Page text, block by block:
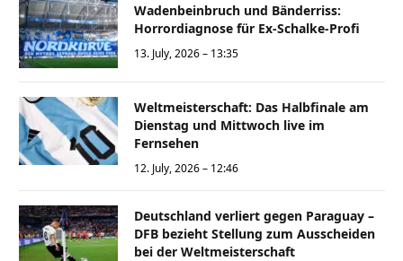
Wadenbeinbruch und Bänderriss:
Horrordiagnose für Ex-Schalke-Profi
13. July, 2026 – 13:35
Weltmeisterschaft: Das Halbfinale am
Dienstag und Mittwoch live im
Fernsehen
12. July, 2026 – 12:46
Deutschland verliert gegen Paraguay –
DFB bezieht Stellung zum Ausscheiden
bei der Weltmeisterschaft